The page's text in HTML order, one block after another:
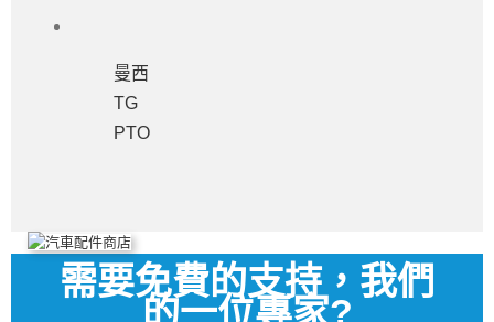
曼西
TG
PTO
需要免費的支持，我們
的一位專家?